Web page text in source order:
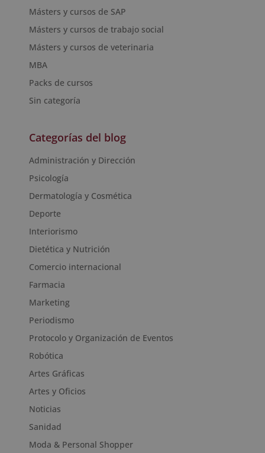
Másters y cursos de SAP
Másters y cursos de trabajo social
Másters y cursos de veterinaria
MBA
Packs de cursos
Sin categoría
Categorías del blog
Administración y Dirección
Psicología
Dermatología y Cosmética
Deporte
Interiorismo
Dietética y Nutrición
Comercio internacional
Farmacia
Marketing
Periodismo
Protocolo y Organización de Eventos
Robótica
Artes Gráficas
Artes y Oficios
Noticias
Sanidad
Moda & Personal Shopper